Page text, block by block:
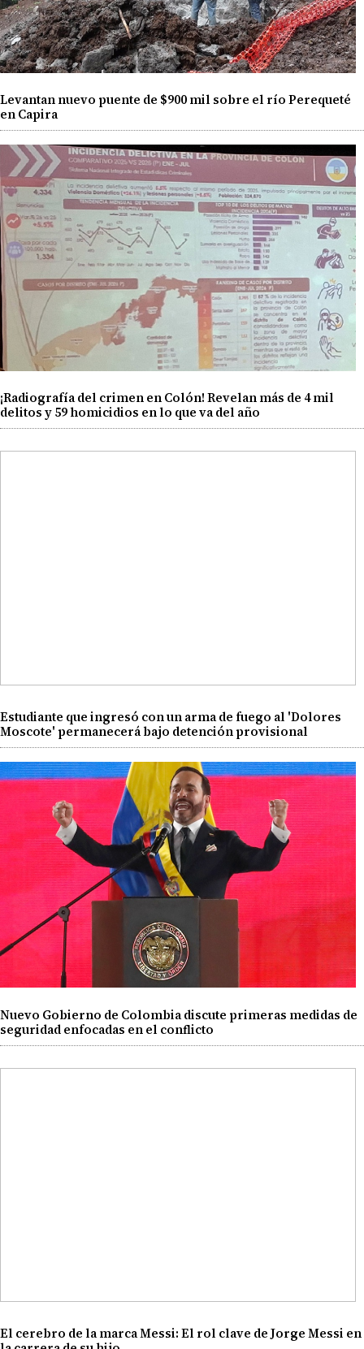
Levantan nuevo puente de $900 mil sobre el río Perequeté
en Capira
¡Radiografía del crimen en Colón! Revelan más de 4 mil
delitos y 59 homicidios en lo que va del año
Estudiante que ingresó con un arma de fuego al 'Dolores
Moscote' permanecerá bajo detención provisional
Nuevo Gobierno de Colombia discute primeras medidas de
seguridad enfocadas en el conflicto
El cerebro de la marca Messi: El rol clave de Jorge Messi en